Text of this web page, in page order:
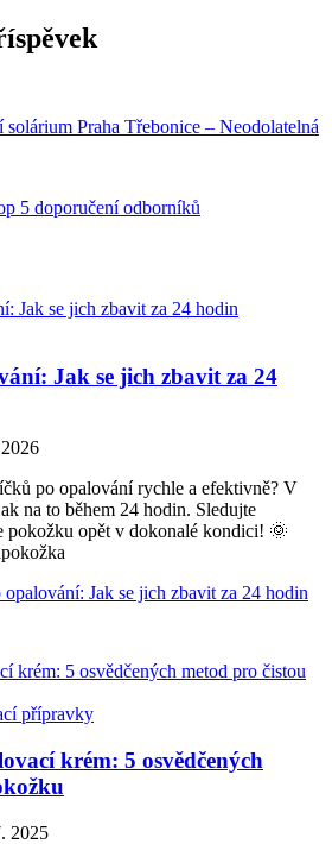
Praha Třebonice – Neodolatelná
5 doporučení odborníků
Jak se jich zbavit za 24
po opalování rychle a efektivně? V
na to během 24 hodin. Sledujte
pokožku opět v dokonalé kondici! 🌞
Jak se jich zbavit za 24 hodin
přípravky
krém: 5 osvědčených
2025